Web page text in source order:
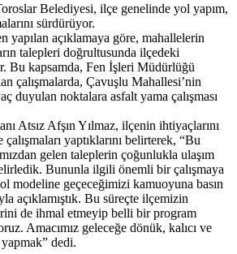
Belediyesi, ilçe genelinde yol yapım,
sürdürüyor.
yapılan açıklamaya göre, mahallelerin
talepleri doğrultusunda ilçedeki
Bu kapsamda, Fen İşleri Müdürlüğü
çalışmalarda, Çavuşlu Mahallesi’nin
duyulan noktalara asfalt yama çalışması
Atsız Afşın Yılmaz, ilçenin ihtiyaçlarını
yaptıklarını belirterek, “Bu
gelen taleplerin çoğunlukla ulaşım
Bununla ilgili önemli bir çalışmaya
modeline geçeceğimizi kamuoyuna basın
açıklamıştık. Bu süreçte ilçemizin
de ihmal etmeyip belli bir program
Amacımız geleceğe dönük, kalıcı ve
dedi.